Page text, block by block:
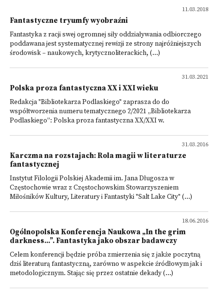
11.03.2018
Fantastyczne tryumfy wyobraźni
Fantastyka z racji swej ogromnej siły oddziaływania odbiorczego
poddawana jest systematycznej rewizji ze strony najróżniejszych
środowisk – naukowych, krytycznoliterackich, (...)
31.03.2021
Polska proza fantastyczna XX i XXI wieku
Redakcja "Bibliotekarza Podlaskiego" zaprasza do do
współtworzenia numeru tematycznego 2/2021 „Bibliotekarza
Podlaskiego”: Polska proza fantastyczna XX/XXI w.
31.03.2016
Karczma na rozstajach: Rola magii w literaturze
fantastycznej
Instytut Filologii Polskiej Akademii im. Jana Długosza w
Częstochowie wraz z Częstochowskim Stowarzyszeniem
Miłośników Kultury, Literatury i Fantastyki "Salt Lake City" (...)
18.06.2016
Ogólnopolska Konferencja Naukowa „In the grim
darkness...”. Fantastyka jako obszar badawczy
Celem konferencji będzie próba zmierzenia się z jakże poczytną
dziś literaturą fantastyczną, zarówno w aspekcie źródłowym jak i
metodologicznym. Stając się przez ostatnie dekady (...)